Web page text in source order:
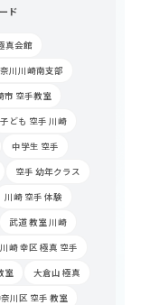
ド
真会館
川川崎南支部
市 空手教室
子ども 空手 川崎
中学生 空手
空手 幼年クラス
川崎 空手 体験
武道 教室 川崎
川崎 幸区 極真 空手
室
大倉山 極真
川区 空手 教室